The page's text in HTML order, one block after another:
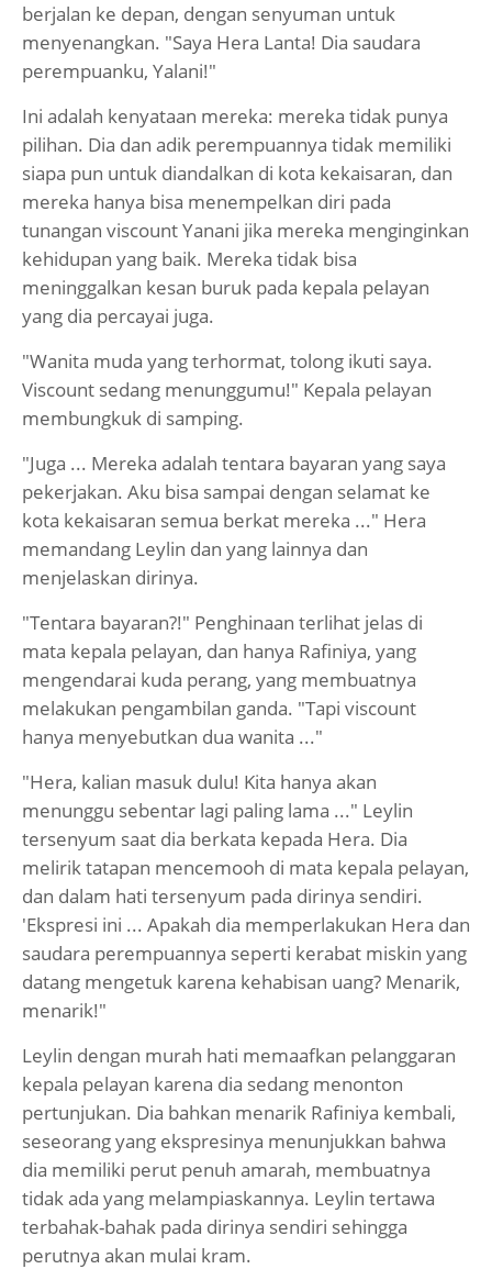
berjalan ke depan, dengan senyuman untuk
menyenangkan. "Saya Hera Lanta! Dia saudara
perempuanku, Yalani!"
Ini adalah kenyataan mereka: mereka tidak punya
pilihan. Dia dan adik perempuannya tidak memiliki
siapa pun untuk diandalkan di kota kekaisaran, dan
mereka hanya bisa menempelkan diri pada
tunangan viscount Yanani jika mereka menginginkan
kehidupan yang baik. Mereka tidak bisa
meninggalkan kesan buruk pada kepala pelayan
yang dia percayai juga.
"Wanita muda yang terhormat, tolong ikuti saya.
Viscount sedang menunggumu!" Kepala pelayan
membungkuk di samping.
"Juga ... Mereka adalah tentara bayaran yang saya
pekerjakan. Aku bisa sampai dengan selamat ke
kota kekaisaran semua berkat mereka ..." Hera
memandang Leylin dan yang lainnya dan
menjelaskan dirinya.
"Tentara bayaran?!" Penghinaan terlihat jelas di
mata kepala pelayan, dan hanya Rafiniya, yang
mengendarai kuda perang, yang membuatnya
melakukan pengambilan ganda. "Tapi viscount
hanya menyebutkan dua wanita ..."
"Hera, kalian masuk dulu! Kita hanya akan
menunggu sebentar lagi paling lama ..." Leylin
tersenyum saat dia berkata kepada Hera. Dia
melirik tatapan mencemooh di mata kepala pelayan,
dan dalam hati tersenyum pada dirinya sendiri.
'Ekspresi ini ... Apakah dia memperlakukan Hera dan
saudara perempuannya seperti kerabat miskin yang
datang mengetuk karena kehabisan uang? Menarik,
menarik!"
Leylin dengan murah hati memaafkan pelanggaran
kepala pelayan karena dia sedang menonton
pertunjukan. Dia bahkan menarik Rafiniya kembali,
seseorang yang ekspresinya menunjukkan bahwa
dia memiliki perut penuh amarah, membuatnya
tidak ada yang melampiaskannya. Leylin tertawa
terbahak-bahak pada dirinya sendiri sehingga
perutnya akan mulai kram.